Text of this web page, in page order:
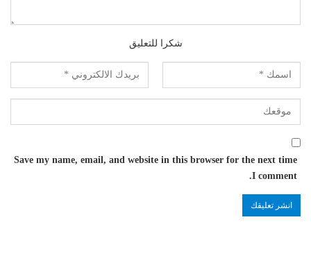
شكرا للتعليق
Save my name, email, and website in this browser for the next time
I comment.